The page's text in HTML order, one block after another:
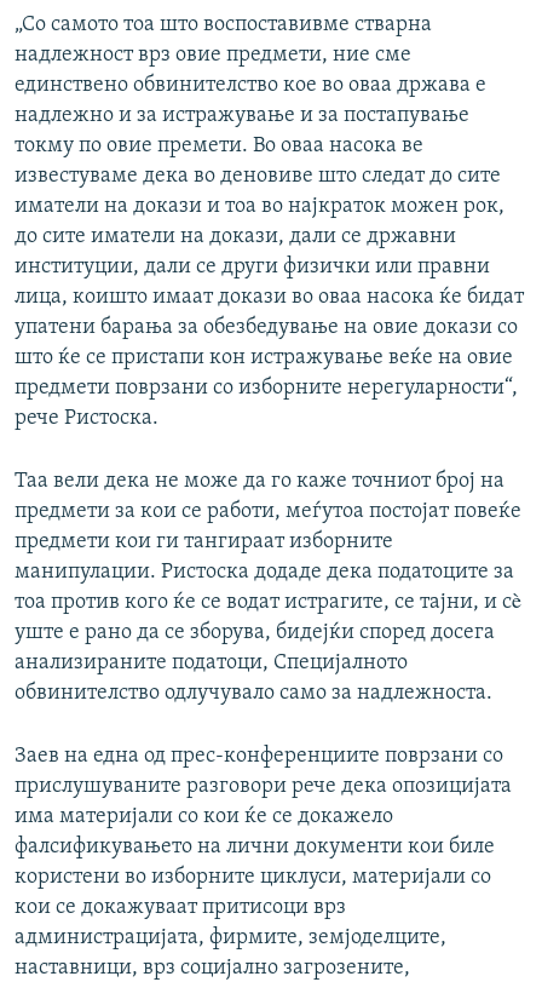
„Со самото тоа што воспоставивме стварна
надлежност врз овие предмети, ние сме
единствено обвинителство кое во оваа држава е
надлежно и за истражување и за постапување
токму по овие премети. Во оваа насока ве
известуваме дека во деновиве што следат до сите
иматели на докази и тоа во најкраток можен рок,
до сите иматели на докази, дали се државни
институции, дали се други физички или правни
лица, коишто имаат докази во оваа насока ќе бидат
упатени барања за обезбедување на овие докази со
што ќе се пристапи кон истражување веќе на овие
предмети поврзани со изборните нерегуларности“,
рече Ристоска.
Таа вели дека не може да го каже точниот број на
предмети за кои се работи, меѓутоа постојат повеќе
предмети кои ги тангираат изборните
манипулации. Ристоска додаде дека податоците за
тоа против кого ќе се водат истрагите, се тајни, и сè
уште е рано да се зборува, бидејќи според досега
анализираните податоци, Специјалното
обвинителство одлучувало само за надлежноста.
Заев на една од прес-конференциите поврзани со
прислушуваните разговори рече дека опозицијата
има материјали со кои ќе се докажело
фалсификувањето на лични документи кои биле
користени во изборните циклуси, материјали со
кои се докажуваат притисоци врз
администрацијата, фирмите, земјоделците,
наставници, врз социјално загрозените,